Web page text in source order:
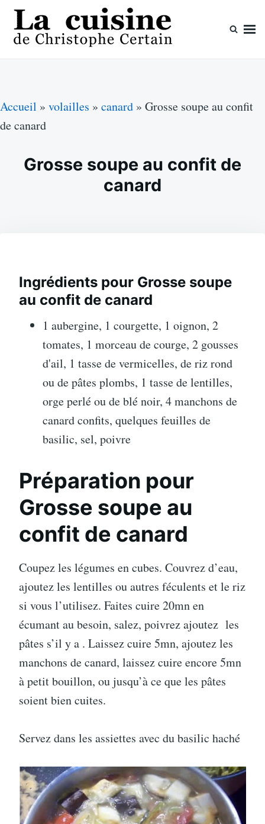
Skip
content
Search
for:
Accueil » volailles » canard » Grosse soupe au confit
de canard
Grosse soupe au confit de
canard
Ingrédients pour Grosse soupe
au confit de canard
1 aubergine, 1 courgette, 1 oignon, 2
tomates, 1 morceau de courge, 2 gousses
d'ail, 1 tasse de vermicelles, de riz rond
ou de pâtes plombs, 1 tasse de lentilles,
orge perlé ou de blé noir, 4 manchons de
canard confits, quelques feuilles de
basilic, sel, poivre
Préparation pour
Grosse soupe au
confit de canard
Coupez les légumes en cubes. Couvrez d’eau,
ajoutez les lentilles ou autres féculents et le riz
si vous l’utilisez. Faites cuire 20mn en
écumant au besoin, salez, poivrez ajoutez les
pâtes s’il y a . Laissez cuire 5mn, ajoutez les
manchons de canard, laissez cuire encore 5mn
à petit bouillon, ou jusqu’à ce que les pâtes
soient bien cuites.
Servez dans les assiettes avec du basilic haché